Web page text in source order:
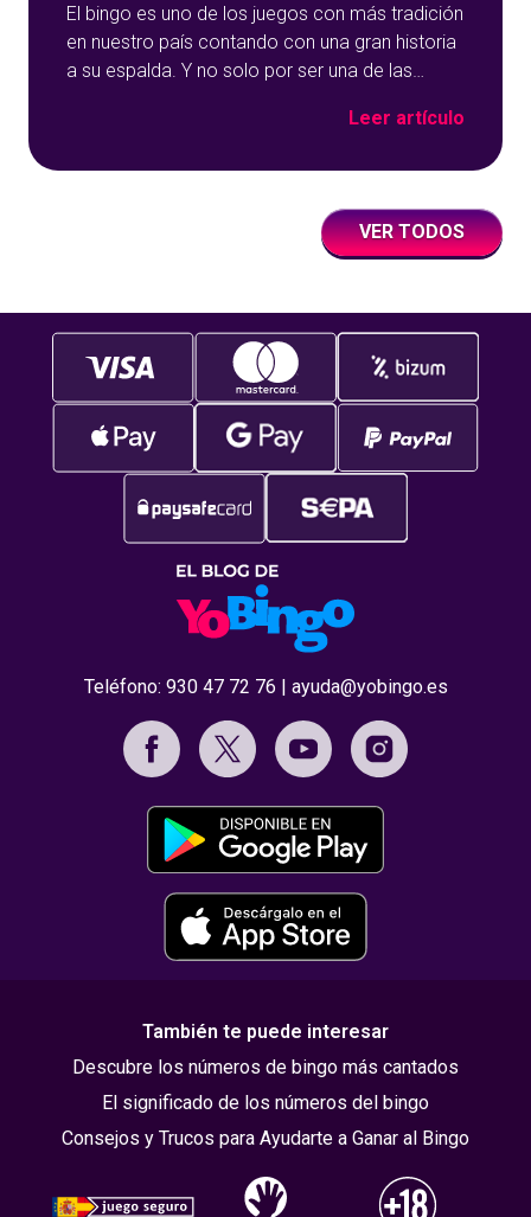
El bingo es uno de los juegos con más tradición
en nuestro país contando con una gran historia
a su espalda. Y no solo por ser una de las
de juegos de tómbola, YoBingo, sino porque es
Leer artículo
VER TODOS
Teléfono: 930 47 72 76 | ayuda@yobingo.es
También te puede interesar
Descubre los números de bingo más cantados
El significado de los números del bingo
Consejos y Trucos para Ayudarte a Ganar al Bingo